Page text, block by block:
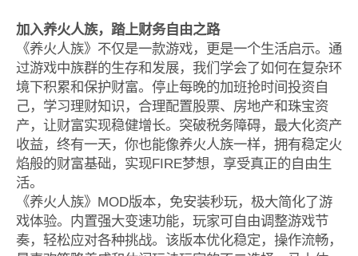
加入养火人族，踏上财务自由之路
《养火人族》不仅是一款游戏，更是一个生活启示。通
过游戏中族群的生存和发展，我们学会了如何在复杂环
境下积累和保护财富。停止每晚的加班抢时间投资自
己，学习理财知识，合理配置股票、房地产和珠宝资
产，让财富实现稳健增长。突破税务障碍，最大化资产
收益，终有一天，你也能像养火人族一样，拥有稳定火
焰般的财富基础，实现FIRE梦想，享受真正的自由生
活。
《养火人族》MOD版本，免安装秒玩，极大简化了游
戏体验。内置强大变速功能，玩家可自由调整游戏节
奏，轻松应对各种挑战。该版本优化稳定，操作流畅，